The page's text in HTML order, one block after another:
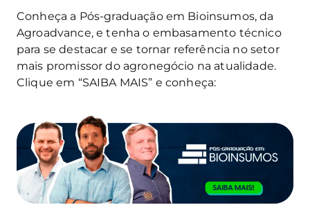
Conheça a Pós-graduação em Bioinsumos, da
Agroadvance, e tenha o embasamento técnico
para se destacar e se tornar referência no setor
mais promissor do agronegócio na atualidade.
Clique em “SAIBA MAIS” e conheça: